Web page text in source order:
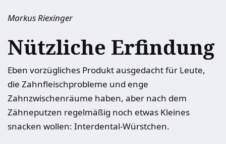
Markus Riexinger
Nützliche Erfindung
Eben vorzügliches Produkt ausgedacht für Leute,
die Zahnfleischprobleme und enge
Zahnzwischenräume haben, aber nach dem
Zähneputzen regelmäßig noch etwas Kleines
snacken wollen: Interdental-Würstchen.